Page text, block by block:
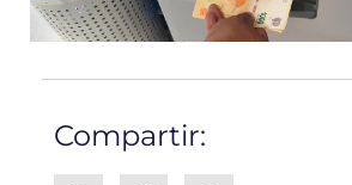
Compartir: